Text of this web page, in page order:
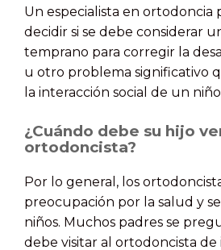
Un especialista en ortodoncia
decidir si se debe considerar
temprano para corregir la
u otro problema significativo
la interacción social de un
¿Cuándo debe su hijo
ortodoncista?
Por lo general, los
preocupación por la salud y
niños. Muchos padres se
debe visitar al ortodoncista de